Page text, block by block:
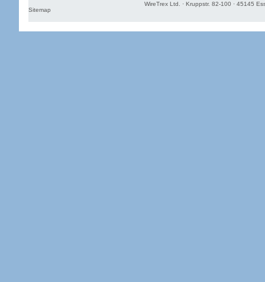
Sitemap
WireTrex Ltd. · Kruppstr. 82-100 · 45145